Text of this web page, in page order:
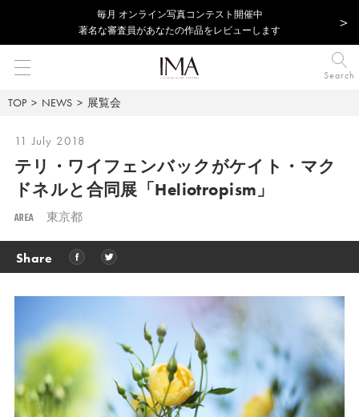
毎⽉ オンライン写真コンテスト開催中
著名な審査員があなたの作品をレビューします
Search
TOP NEWS 展覧会
11 July 2018
テリ・ワイフェンバックがケイト・マク
ドネルと合同展「Heliotropism」
AREA 東京都
Share